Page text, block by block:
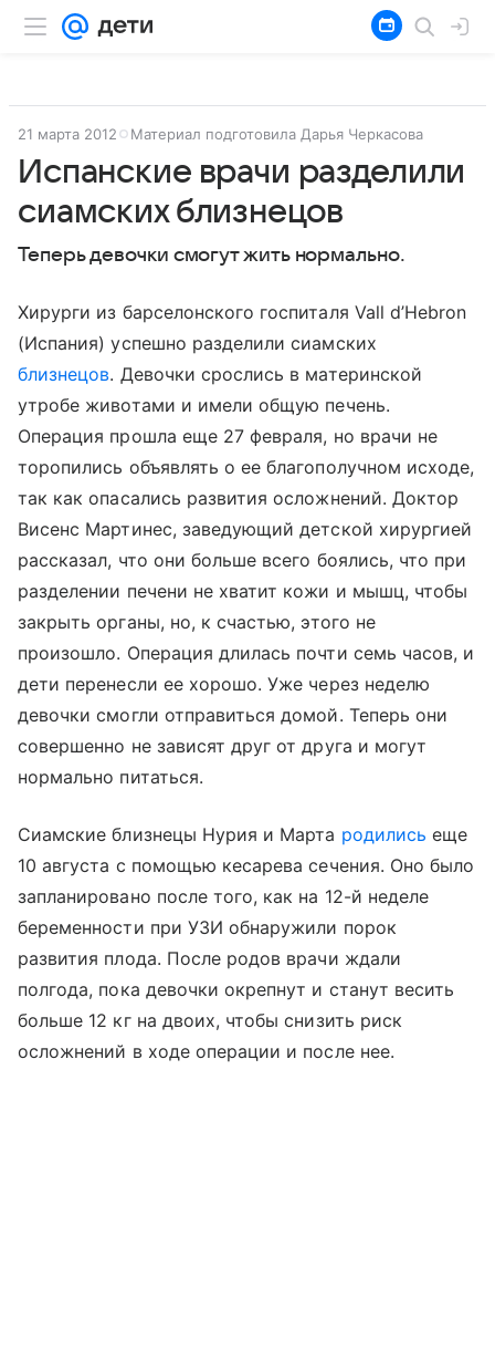
21 марта 2012 Материал подготовила Дарья Черкасова
Испанские врачи разделили
сиамских близнецов
Теперь девочки смогут жить нормально.
Хирурги из барселонского госпиталя Vall d’Hebron
(Испания) успешно разделили сиамских
близнецов. Девочки срослись в материнской
утробе животами и имели общую печень.
Операция прошла еще 27 февраля, но врачи не
торопились объявлять о ее благополучном исходе,
так как опасались развития осложнений. Доктор
Висенс Мартинес, заведующий детской хирургией
рассказал, что они больше всего боялись, что при
разделении печени не хватит кожи и мышц, чтобы
закрыть органы, но, к счастью, этого не
произошло. Операция длилась почти семь часов, и
дети перенесли ее хорошо. Уже через неделю
девочки смогли отправиться домой. Теперь они
совершенно не зависят друг от друга и могут
нормально питаться.
Сиамские близнецы Нурия и Марта родились еще
10 августа с помощью кесарева сечения. Оно было
запланировано после того, как на 12-й неделе
беременности при УЗИ обнаружили порок
развития плода. После родов врачи ждали
полгода, пока девочки окрепнут и станут весить
больше 12 кг на двоих, чтобы снизить риск
осложнений в ходе операции и после нее.